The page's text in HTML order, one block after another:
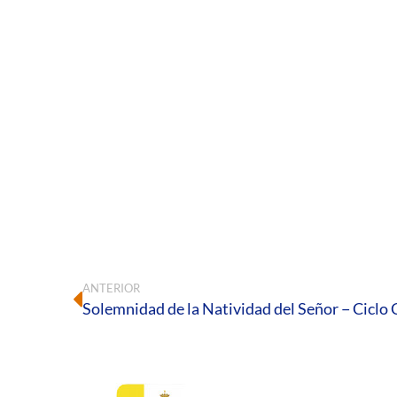
ANTERIOR
Solemnidad de la Natividad del Señor − Ciclo